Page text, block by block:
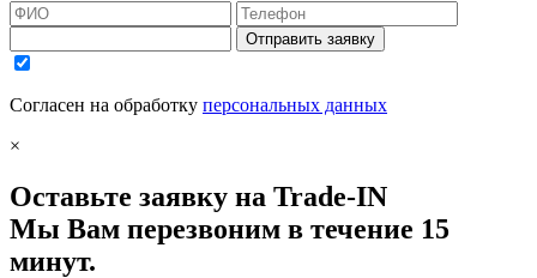
Отправить заявку
Согласен на обработку персональных данных
×
Оставьте заявку на Trade-IN
Мы Вам перезвоним в течение 15
минут.